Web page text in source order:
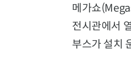
메가쇼
전시관에서
부스가 설치